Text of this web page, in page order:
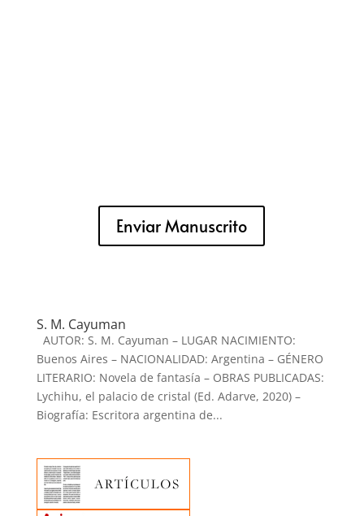
Enviar Manuscrito
S. M. Cayuman
AUTOR: S. M. Cayuman – LUGAR NACIMIENTO:
Buenos Aires – NACIONALIDAD: Argentina – GÉNERO
LITERARIO: Novela de fantasía – OBRAS PUBLICADAS:
Lychihu, el palacio de cristal (Ed. Adarve, 2020) –
Biografía: Escritora argentina de...